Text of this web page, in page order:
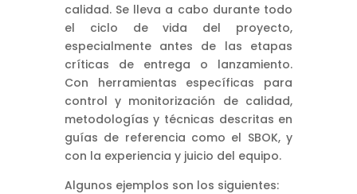
calidad. Se lleva a cabo durante todo
el ciclo de vida del proyecto,
especialmente antes de las etapas
críticas de entrega o lanzamiento.
Con herramientas específicas para
control y monitorización de calidad,
metodologías y técnicas descritas en
guías de referencia como el SBOK, y
con la experiencia y juicio del equipo.
Algunos ejemplos son los siguientes: